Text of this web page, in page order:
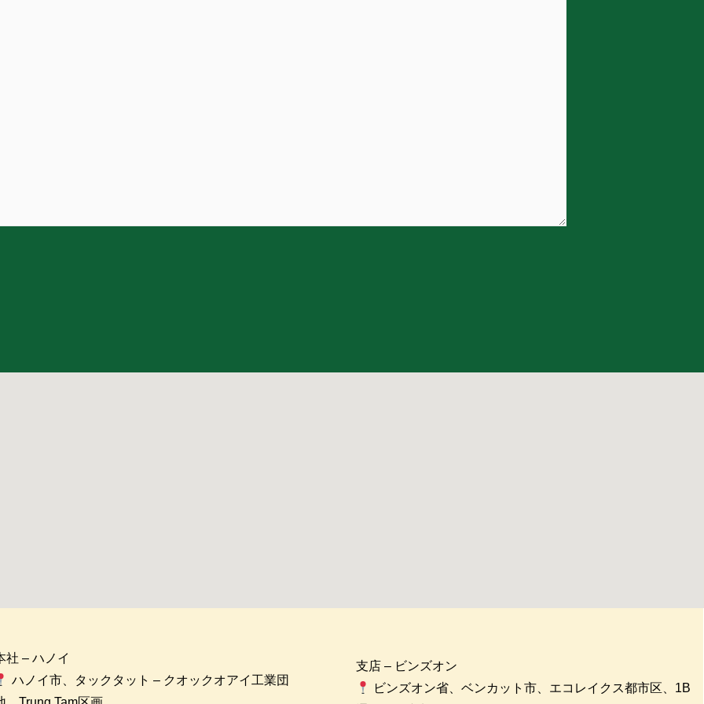
社 – ハノイ
ハノイ市、タックタット – クオックオアイ工業団
支店 – ビンズオン
ビンズオン省、ベンカット市、エコレイクス都市区、1B